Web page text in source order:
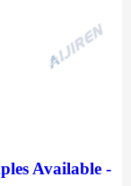
Available -